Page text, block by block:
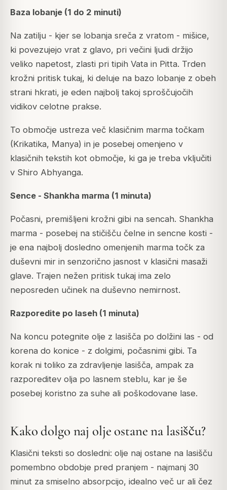
Baza lobanje (1 do 2 minuti)
Na zatilju - kjer se lobanja sreča z vratom - mišice,
ki povezujejo vrat z glavo, pri večini ljudi držijo
veliko napetost, zlasti pri tipih Vata in Pitta. Trden
krožni pritisk tukaj, ki deluje na bazo lobanje z obeh
strani hkrati, je eden najbolj takoj sproščujočih
vidikov celotne prakse.
To območje ustreza več klasičnim marma točkam
(Krikatika, Manya) in je posebej omenjeno v
klasičnih tekstih kot območje, ki ga je treba vključiti
v Shiro Abhyanga.
Sence - Shankha marma (1 minuta)
Počasni, premišljeni krožni gibi na sencah. Shankha
marma - posebej na stičišču čelne in sencne kosti -
je ena najbolj dosledno omenjenih marma točk za
duševni mir in senzorično jasnost v klasični masaži
glave. Trajen nežen pritisk tukaj ima zelo
neposreden učinek na duševno nemirnost.
Razporedite po laseh (1 minuta)
Na koncu potegnite olje z lasišča po dolžini las - od
korena do konice - z dolgimi, počasnimi gibi. Ta
korak ni toliko za zdravljenje lasišča, ampak za
razporeditev olja po lasnem steblu, kar je še
posebej koristno za suhe ali poškodovane lase.
Kako dolgo naj olje ostane na lasišču?
Klasični teksti so dosledni: olje naj ostane na lasišču
pomembno obdobje pred pranjem - najmanj 30
minut za smiselno absorpcijo, idealno več ur ali čez